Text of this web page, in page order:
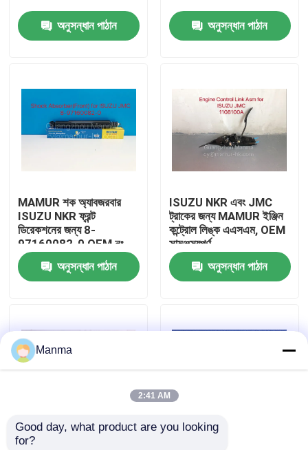
আমাদের সম্পর্কে
মান নিয়ন্ত্রণ
যোগাযোগ করুন
ট্রাক অটো পার্ট
ইসুজু ইঞ্জিন যন্ত্রাংশ
অনুসন্ধান পাঠান অনুসন্ধান পাঠান
MAMUR শক অ্যাবজরবার
ISUZU NKR ফ্রন্ট
ডিরেকশনের জন্য 8-
97160082-0 OEM নং
ISUZU চ্যাসিস পার্টস
অনুসন্ধান পাঠান
ISUZU NKR এবং JMC
ট্রাকের জন্য MAMUR ইঞ্জিন
কন্ট্রোল লিঙ্ক এএসএম, OEM
সামঞ্জস্যপূর্ণ
অনুসন্ধান পাঠান
কম রক্ষণাবেক্ষণ নকশা সহ
Manma
2:41 AM
Good day, what product are you looking
for?